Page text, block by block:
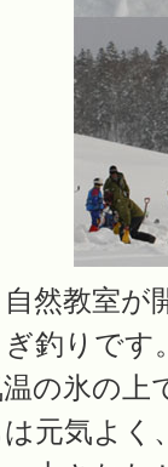
然教室が
釣りです
の氷の上
は元気よく